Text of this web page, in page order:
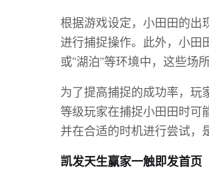
根据游戏设定，小田田的出
进行捕捉操作。此外，小田
或“湖泊”等环境中，这些场
为了提高捕捉的成功率，玩
等级玩家在捕捉小田田时可
并在合适的时机进行尝试，
凯发天生赢家一触即发首页